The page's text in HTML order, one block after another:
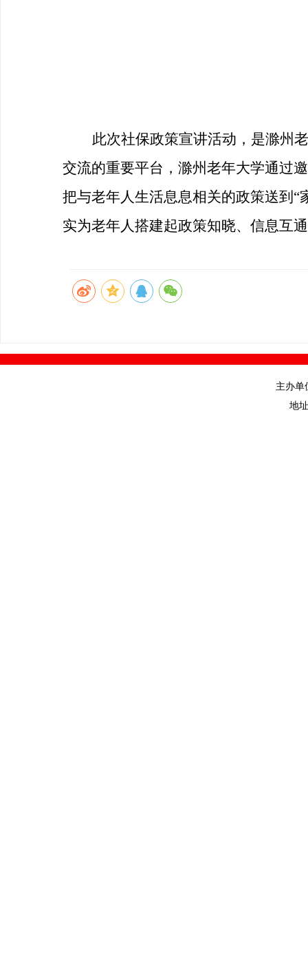
此次社保政策宣讲活动，是滁州
交流的重要平台，滁州老年大学通过
把与老年人生活息息相关的政策送到 “
实为老年人搭建起政策知晓、信息互
主办单
地